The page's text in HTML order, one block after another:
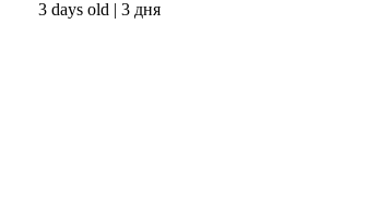
3 days old | 3 дня